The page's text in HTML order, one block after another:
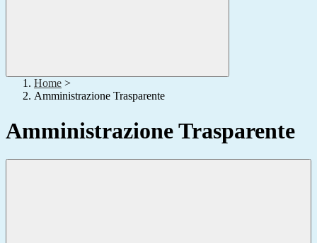
Home >
Amministrazione Trasparente
Amministrazione Trasparente